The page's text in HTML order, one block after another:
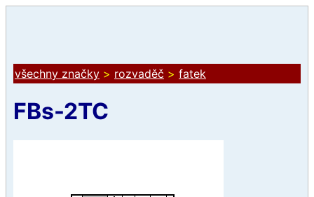
všechny značky > rozvaděč > fatek
FBs-2TC